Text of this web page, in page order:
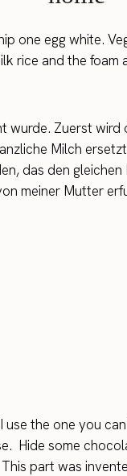
one egg white.
rice and the foam
wurde. Zuerst wird
Milch
das den gleichen
meiner Mutter
the one you
Hide some
part was